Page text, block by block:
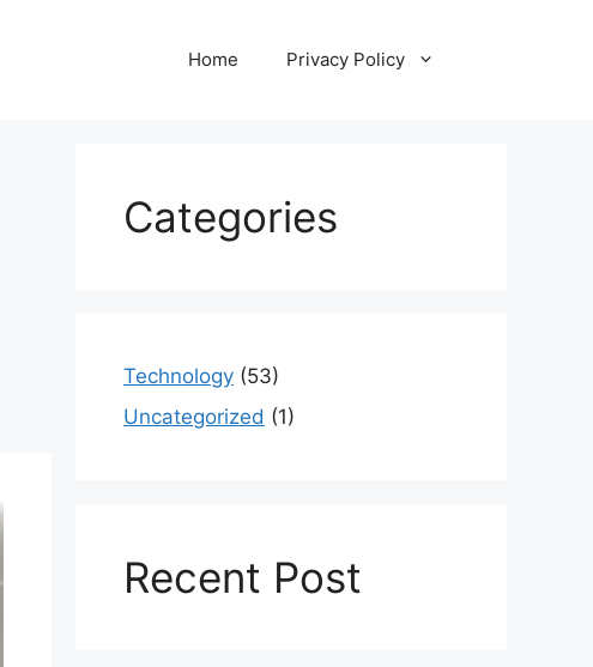
Home Privacy Policy
Categories
Technology (53)
Uncategorized (1)
Recent Post